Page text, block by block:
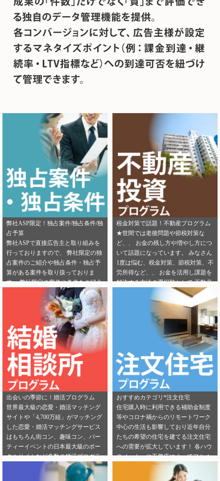
弊社ASP限定！独占案件/独占条件/独
占予算
弊社ASPで直接広告主と取り組みを
行っておりますので、 弊社限定の独
占案件のご紹介や独占条件・独占予
算がある案件を取り扱っておりま
す。 弊社限定の案件や条件をご紹介
できるカテゴリーは下記となりま
す。 ・健康食品 ・美容 ・転職エー
ジェント（IT/エンジニア求人） ・転
職エージェント（一般求人） ・転職
エージェント（工場求人） ・生理管
理ツール ・不動産（売却） ・不動産
（投資） ・不動産（外壁） ・不動産
（注文住宅） ・引越し ・ランドセル
是非この機会に、新規でご登録いた
だくアフィリエイター様は 「お申込
みはこちら」からご登録時のプロフ
ィール欄に 「独占案件・独占条件の
お知らせ」を見たという旨をご入力
ください。 メディパートナーにご登
録いただいている アフィリエイター
様は「お問い合わせはこちら」から
ご連絡ください。
税金対策で話題！不動産プログラム
★世間では老後問題や節税対策な
ど、、 お金の残し方や増やし方につ
いて話題になっています。 みなさん
1度は悩む、税金対策、節税対策、不
労所得など、、 お金を活用し課題を
解決する方法の選択肢として 不動産
投資を選択する人が増えてきていま
す。 サラリーマンからでも始められ
る不動産投資は税金対策として注目
を浴びています。 弊社では独占案件
や好条件でのご案内が可能になりま
す！ 資料請求からオンライン面談な
ど複数相談方法があり訴求がしやす
いカテゴリにもなります。 ぜひご掲
載のご検討をよろしくお願いしま
す！ ★ 新規でご登録いただくアフィ
リエイター様は 「お申込みはこち
ら」からご登録時のプロフィール欄
に 注目のカテゴリを見たという旨を
ご入力ください。 メディパートナー
にご登録いただいている アフィリエ
イター様は「お問い合わせはこち
ら」から ご連絡ください。
出会いの季節に！婚活プログラム
世界最大級の恋愛・婚活マッチング
サイトや「4,700万組」がマッチング
した恋愛・婚活マッチングサービス
はもちろん街コン、趣味コン、パー
ティーイベントの日本最大級のポー
タルサイトなど多数の婚活プログラ
ムを取り扱っております！ 新規でご
登録いただくアフィリエイター様は
おすすめカテゴリ*注文住宅
住宅購入時に利用できる補助金制度
等やコロナ禍からのリモートワーク
中心の生活も影響しており近年自分
たちの希望の住宅を建てる注文住宅
への需要が拡大しています！ 各ハウ
スメーカーや工務店によってフルオ
ーダー住宅・セミオーダー住宅など
様々な取扱いがありユーザーの好み